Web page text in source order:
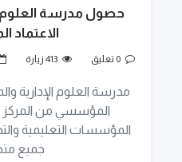
حصول مدرسة العلوم
0 تعليق 413 زيارة
مدرسة العلوم الإدارية
المؤسسي من
المؤسسات التعليمية
جميع